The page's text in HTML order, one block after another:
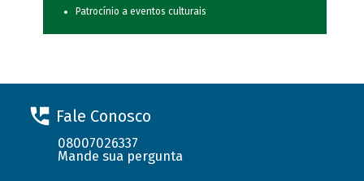
Patrocínio a eventos culturais
Fale Conosco
08007026337
Mande sua pergunta